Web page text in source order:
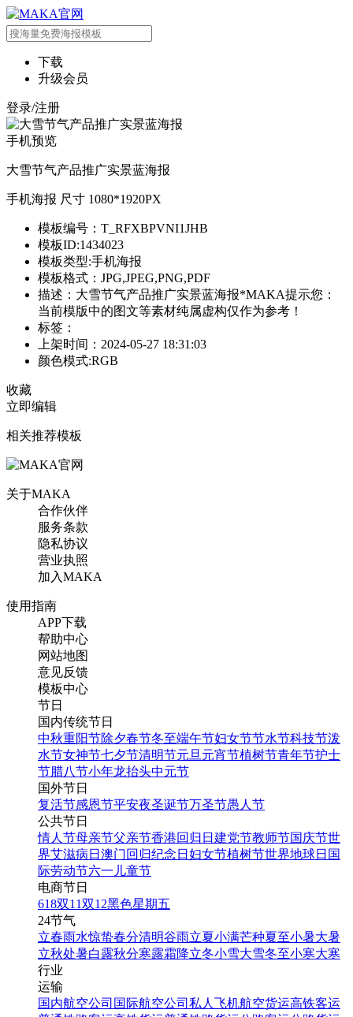
下载
升级会员
登录/注册
手机预览
大雪节气产品推广实景蓝海报
手机海报 尺寸 1080*1920PX
模板编号：T_RFXBPVNI1JHB
模板ID:1434023
模板类型:手机海报
模板格式：JPG,JPEG,PNG,PDF
描述：大雪节气产品推广实景蓝海报*MAKA提示您：
当前模版中的图文等素材纯属虚构仅作为参考！
标签：
上架时间：2024-05-27 18:31:03
颜色模式:RGB
收藏
立即编辑
相关推荐模板
关于MAKA
合作伙伴
服务条款
隐私协议
营业执照
加入MAKA
使用指南
APP下载
帮助中心
网站地图
意见反馈
模板中心
节日
国内传统节日
中秋重阳节除夕春节冬至端午节妇女节节水节科技节泼
水节女神节七夕节清明节元旦 元宵节植树节青年节护士
节腊八节小年龙抬头中元节
国外节日
复活节感恩节平安夜圣诞节万圣节愚人节
公共节日
情人节母亲节父亲节香港回归日 建党节教师节国庆节世
界艾滋病日 澳门回归纪念日 妇女节植树节世界地球日 国
际劳动节六一儿童节
电商节日
618双11双12黑色星期五
24节气
立春雨水惊蛰春分清明谷雨立夏小满芒种夏至小暑大暑
立秋处暑白露秋分寒露霜降立冬小雪大雪冬至小寒大寒
行业
运输
国内航空公司 国际航空公司 私人飞机航空货运高铁客运